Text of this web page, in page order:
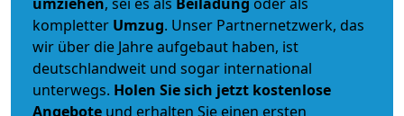
kompletter Umzug. Unser Partnernetzwerk, das
wir über die Jahre aufgebaut haben, ist
deutschlandweit und sogar international
unterwegs. Holen Sie sich jetzt kostenlose
Angebote und erhalten Sie einen ersten